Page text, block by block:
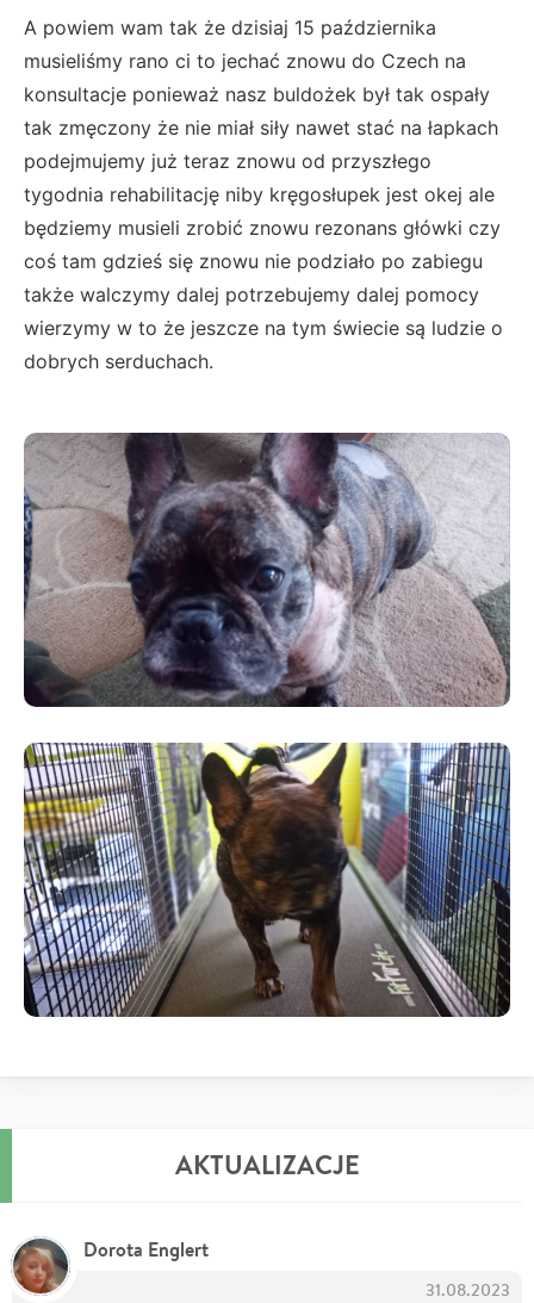
A powiem wam tak że dzisiaj 15 października
musieliśmy rano ci to jechać znowu do Czech na
konsultacje ponieważ nasz buldożek był tak ospały
tak zmęczony że nie miał siły nawet stać na łapkach
podejmujemy już teraz znowu od przyszłego
tygodnia rehabilitację niby kręgosłupek jest okej ale
będziemy musieli zrobić znowu rezonans główki czy
coś tam gdzieś się znowu nie podziało po zabiegu
także walczymy dalej potrzebujemy dalej pomocy
wierzymy w to że jeszcze na tym świecie są ludzie o
dobrych serduchach.
AKTUALIZACJE
Dorota Englert
31.08.2023